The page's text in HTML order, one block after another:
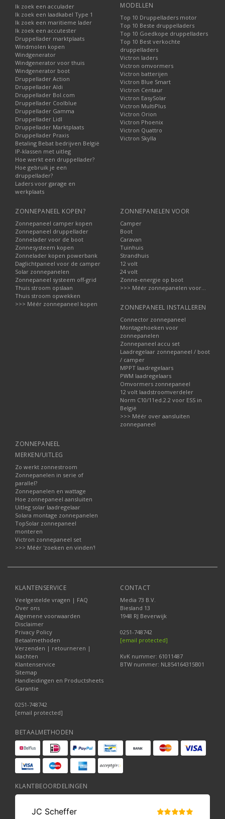
Ik zoek een acculader
Ik zoek een laadkabel Type 1
Ik zoek een maritieme lader
Ik zoek een accutester
Druppellader marktplaats
Windmolen kopen
Windgenerator
Windgenerator voor thuis
Windgenerator boot
Druppellader Action
Druppellader Aldi
Druppellader Bol.com
Druppellader Coolblue
Druppellader Gamma
Druppellader Lidl
Druppellader Marktplaats
Druppellader Praxis
Betaling Bebat bedrijven België
IP-klassen met uitleg
Hoe werkt een druppellader?
Hoe gebruik je een
druppellader?
Laders voor garage en
werkplaats
MODELLEN
Top 10 Druppelladers motor
Top 10 Beste druppelladers
Top 10 Goedkope druppelladers
Top 10 Best verkochte
druppelladers
Victron laders
Victron omvormers
Victron batterijen
Victron Blue Smart
Victron Centaur
Victron EasySolar
Victron MultiPlus
Victron Orion
Victron Phoenix
Victron Quattro
Victron Skylla
ZONNEPANEEL KOPEN?
Zonnepaneel camper kopen
Zonnepaneel druppellader
Zonnelader voor de boot
Zonnesysteem kopen
Zonnelader kopen powerbank
Daglichtpaneel voor de camper
Solar zonnepanelen
Zonnepaneel systeem off-grid
Thuis stroom opslaan
Thuis stroom opwekken
>>> Méér zonnepaneel kopen
ZONNEPANELEN VOOR
Camper
Boot
Caravan
Tuinhuis
Strandhuis
12 volt
24 volt
Zonne-energie op boot
>>> Méér zonnepanelen voor...
ZONNEPANEEL INSTALLEREN
Connector zonnepaneel
Montagehoeken voor
zonnepanelen
Zonnepaneel accu set
Laadregelaar zonnepaneel / boot
/ camper
MPPT laadregelaars
PWM laadregelaars
Omvormers zonnepaneel
12 volt laadstroomverdeler
Norm C10/11ed.2.2 voor ESS in
België
>>> Méér over aansluiten
zonnepaneel
ZONNEPANEEL
MERKEN/UITLEG
Zo werkt zonnestroom
Zonnepanelen in serie of
parallel?
Zonnepanelen en wattage
Hoe zonnepaneel aansluiten
Uitleg solar laadregelaar
Solara montage zonnepanelen
TopSolar zonnepaneel
monteren
Victron zonnepaneel set
>>> Méér 'zoeken en vinden'!
KLANTENSERVICE
Veelgestelde vragen | FAQ
Over ons
Algemene voorwaarden
Disclaimer
Privacy Policy
Betaalmethoden
Verzenden | retourneren |
klachten
Klantenservice
Sitemap
Handleidingen en Productsheets
Garantie
0251-748742
[email protected]
CONTACT
Media 73 B.V.
Biesland 13
1948 RJ Beverwijk
0251-748742
[email protected]
KvK nummer: 61011487
BTW nummer: NL854164315B01
BETAALMETHODEN
KLANTBEOORDELINGEN